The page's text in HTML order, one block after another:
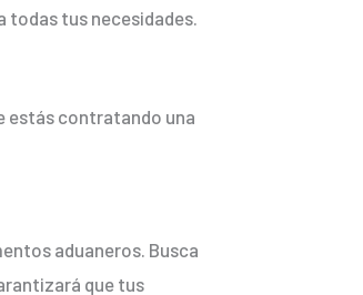
todas tus necesidades.
estás contratando una
aduaneros. Busca
que tus